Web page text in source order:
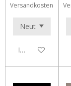
Versandkosten
In den